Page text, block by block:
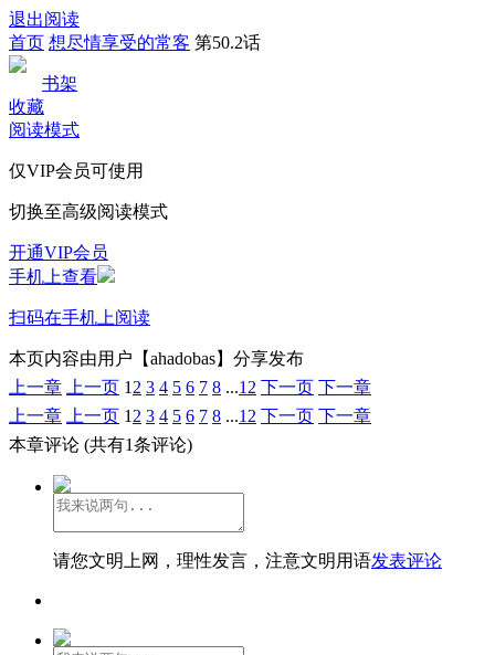
退出阅读
首页 想尽情享受的常客 第50.2话
书架
收藏
阅读模式
仅VIP会员可使用
切换至高级阅读模式
开通VIP会员
手机上查看
扫码在手机上阅读
本页内容由用户【ahadobas】分享发布
上一章
上一页 1 2 3 4 5 6 7 8 ...12 下一页 下一章
上一章
上一页 1 2 3 4 5 6 7 8 ...12 下一页 下一章
本章评论 (共有1条评论)
请您文明上网，理性发言，注意文明用语发表评论